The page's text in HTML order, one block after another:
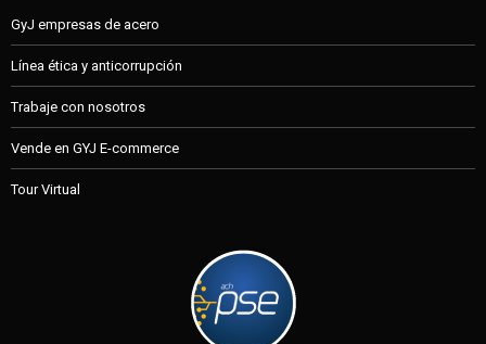
GyJ empresas de acero
Línea ética y anticorrupción
Trabaje con nosotros
Vende en GYJ E-commerce
Tour Virtual